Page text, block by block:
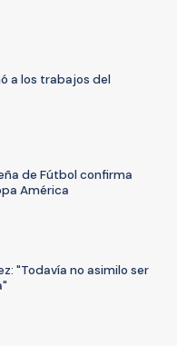
a los trabajos del
de Fútbol confirma
América
"Todavía no asimilo ser